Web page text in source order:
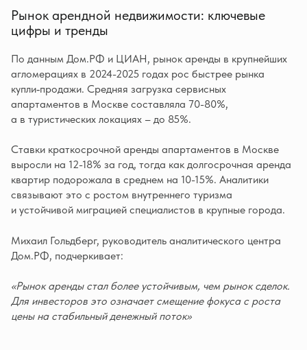
Рынок арендной недвижимости: ключевые
цифры и тренды
По данным Дом.РФ и ЦИАН, рынок аренды в крупнейших
агломерациях в 2024-2025 годах рос быстрее рынка
купли‑продажи. Средняя загрузка сервисных
апартаментов в Москве составляла 70-80%,
а в туристических локациях – до 85%.
Ставки краткосрочной аренды апартаментов в Москве
выросли на 12-18% за год, тогда как долгосрочная аренда
квартир подорожала в среднем на 10-15%. Аналитики
связывают это с ростом внутреннего туризма
и устойчивой миграцией специалистов в крупные города.
Михаил Гольдберг, руководитель аналитического центра
Дом.РФ, подчеркивает:
«Рынок аренды стал более устойчивым, чем рынок сделок.
Для инвесторов это означает смещение фокуса с роста
цены на стабильный денежный поток»